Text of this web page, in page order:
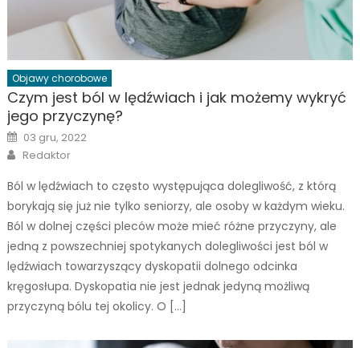
Objawy chorobowe
Czym jest ból w lędźwiach i jak możemy wykryć
jego przyczynę?
Posted
on
03 gru, 2022
Author
Redaktor
Ból w lędźwiach to często występująca dolegliwość, z którą
borykają się już nie tylko seniorzy, ale osoby w każdym wieku.
Ból w dolnej części pleców może mieć różne przyczyny, ale
jedną z powszechniej spotykanych dolegliwości jest ból w
lędźwiach towarzyszący dyskopatii dolnego odcinka
kręgosłupa. Dyskopatia nie jest jednak jedyną możliwą
przyczyną bólu tej okolicy. O […]